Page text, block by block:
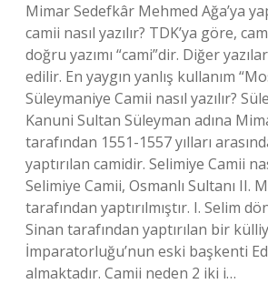
Mimar Sedefkâr Mehmed Ağa’ya
camii nasıl yazılır? TDK’ya göre,
doğru yazımı “cami”dir. Diğer
edilir. En yaygın yanlış kullanım
Süleymaniye Camii nasıl yazılır?
Kanuni Sultan Süleyman adına
tarafından 1551-1557 yılları
yaptırılan camidir. Selimiye Camii
Selimiye Camii, Osmanlı Sultanı II.
tarafından yaptırılmıştır. I. Selim
Sinan tarafından yaptırılan bir
İmparatorluğu’nun eski başkenti
almaktadır. Camii neden 2 iki i…